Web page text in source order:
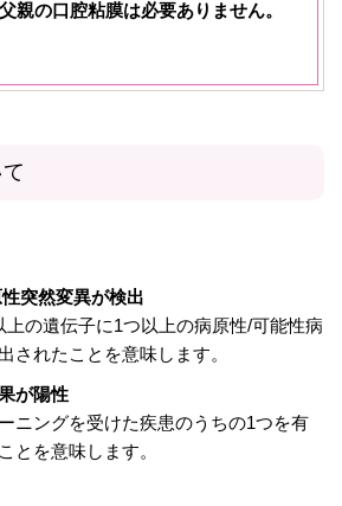
親の口腔粘膜は必要ありません。
突然変異が検出
上の遺伝子に1つ以上の病原性/可能性病
されたことを意味します。
が陽性
ニングを受けた疾患のうちの1つを有
とを意味します。